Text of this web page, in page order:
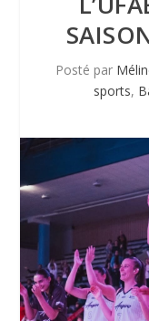
Posté par
sports,